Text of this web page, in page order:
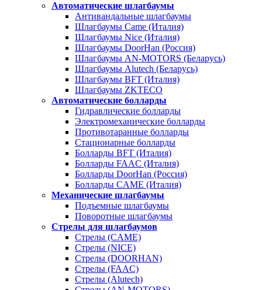
Автоматические шлагбаумы
Антивандальные шлагбаумы
Шлагбаумы Came (Италия)
Шлагбаумы Nice (Италия)
Шлагбаумы DoorHan (Россия)
Шлагбаумы AN-MOTORS (Беларусь)
Шлагбаумы Alutech (Беларусь)
Шлагбаумы BFT (Италия)
Шлагбаумы ZKTECO
Автоматические болларды
Гидравлические болларды
Электромеханические болларды
Противотаранные болларды
Стационарные болларды
Болларды BFT (Италия)
Болларды FAAC (Италия)
Болларды DoorHan (Россия)
Болларды CAME (Италия)
Механические шлагбаумы
Подъемные шлагбаумы
Поворотные шлагбаумы
Стрелы для шлагбаумов
Стрелы (CAME)
Стрелы (NICE)
Стрелы (DOORHAN)
Стрелы (FAAC)
Стрелы (Alutech)